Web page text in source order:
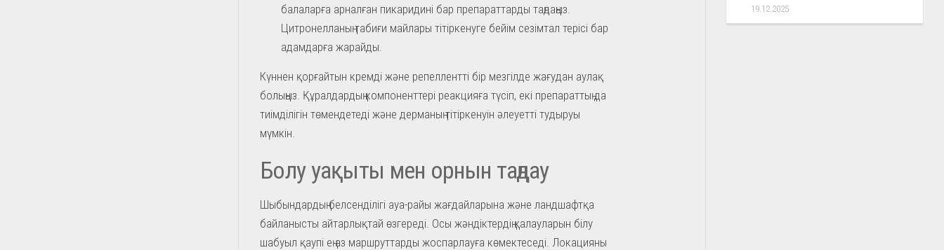
балаларға арналған пикаридині бар препараттарды таңдаңыз.
Цитронелланың табиғи майлары тітіркенуге бейім сезімтал терісі бар
адамдарға жарайды.
Күннен қорғайтын кремді және репеллентті бір мезгілде жағудан аулақ
болыңыз. Құралдардың компоненттері реакцияға түсіп, екі препараттың да
тиімділігін төмендетеді және дерманың тітіркенуін әлеуетті тудыруы
мүмкін.
Болу уақыты мен орнын таңдау
Шыбындардың белсенділігі ауа-райы жағдайларына және ландшафтқа
байланысты айтарлықтай өзгереді. Осы жәндіктердің қалауларын білу
шабуыл қаупі ең аз маршруттарды жоспарлауға көмектеседі. Локацияны
19.12.2025